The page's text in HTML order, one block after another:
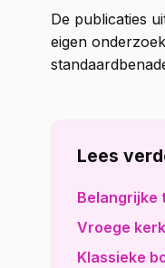
De publicaties
eigen
Lees
Belangrijke
Vroege
Klassieke